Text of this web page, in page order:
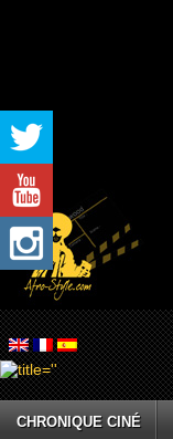
CHRONIQUE CINÉ